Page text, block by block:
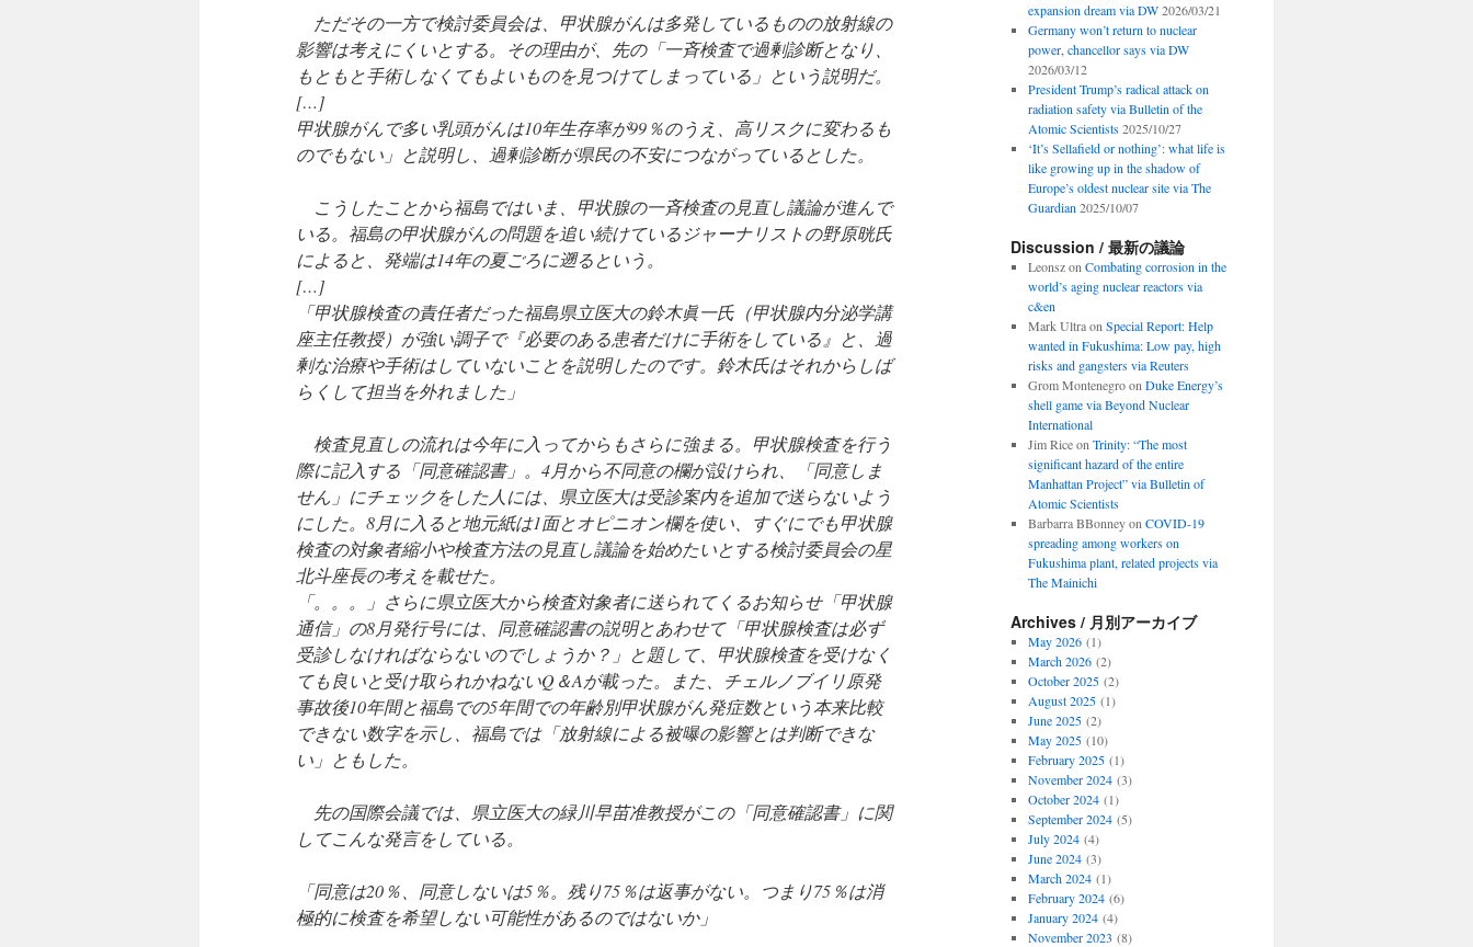
ただその一方で検討委員会は、甲状腺がんは多発しているものの放射線の
影響は考えにくいとする。その理由が、先の「一斉検査で過剰診断となり、
もともと手術しなくてもよいものを見つけてしまっている」という説明だ。
[…]
甲状腺がんで多い乳頭がんは10年生存率が99％のうえ、高リスクに変わるも
のでもない」と説明し、過剰診断が県民の不安につながっているとした。
こうしたことから福島ではいま、甲状腺の一斉検査の見直し議論が進んで
いる。福島の甲状腺がんの問題を追い続けているジャーナリストの野原晄氏
によると、発端は14年の夏ごろに遡るという。
[…]
「甲状腺検査の責任者だった福島県立医大の鈴木眞一氏（甲状腺内分泌学講
座主任教授）が強い調子で『必要のある患者だけに手術をしている』と、過
剰な治療や手術はしていないことを説明したのです。鈴木氏はそれからしば
らくして担当を外れました」
検査見直しの流れは今年に入ってからもさらに強まる。甲状腺検査を行う
際に記入する「同意確認書」。4月から不同意の欄が設けられ、「同意しま
せん」にチェックをした人には、県立医大は受診案内を追加で送らないよう
にした。8月に入ると地元紙は1面とオピニオン欄を使い、すぐにでも甲状腺
検査の対象者縮小や検査方法の見直し議論を始めたいとする検討委員会の星
北斗座長の考えを載せた。
「。。。」さらに県立医大から検査対象者に送られてくるお知らせ「甲状腺
通信」の8月発行号には、同意確認書の説明とあわせて「甲状腺検査は必ず
受診しなければならないのでしょうか？」と題して、甲状腺検査を受けなく
ても良いと受け取られかねないQ＆Aが載った。また、チェルノブイリ原発
事故後10年間と福島での5年間での年齢別甲状腺がん発症数という本来比較
できない数字を示し、福島では「放射線による被曝の影響とは判断できな
い」ともした。
先の国際会議では、県立医大の緑川早苗准教授がこの「同意確認書」に関
してこんな発言をしている。
「同意は20％、同意しないは5％。残り75％は返事がない。つまり75％は消
極的に検査を希望しない可能性があるのではないか」
expansion dream via DW 2026/03/21
Germany won’t return to nuclear
power, chancellor says via DW
2026/03/12
President Trump’s radical attack on
radiation safety via Bulletin of the
Atomic Scientists 2025/10/27
‘It’s Sellafield or nothing’: what life is
like growing up in the shadow of
Europe’s oldest nuclear site via The
Guardian 2025/10/07
Discussion / 最新の議論
Leonszon Combating corrosion in the
world’s aging nuclear reactors via
c&en
Mark Ultraon Special Report: Help
wanted in Fukushima: Low pay, high
risks and gangsters via Reuters
Grom Montenegroon Duke Energy’s
shell game via Beyond Nuclear
International
Jim Riceon Trinity: “The most
significant hazard of the entire
Manhattan Project” via Bulletin of
Atomic Scientists
Barbarra BBonneyon COVID-19
spreading among workers on
Fukushima plant, related projects via
The Mainichi
Archives / 月別アーカイブ
May 2026(1)
March 2026(2)
October 2025(2)
August 2025(1)
June 2025(2)
May 2025(10)
February 2025(1)
November 2024(3)
October 2024(1)
September 2024(5)
July 2024(4)
June 2024(3)
March 2024(1)
February 2024(6)
January 2024(4)
November 2023 (8)